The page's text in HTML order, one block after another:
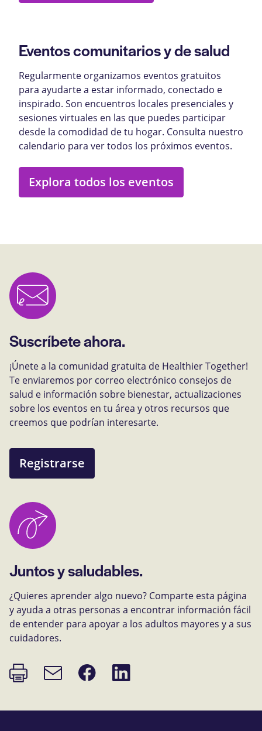
Eventos comunitarios y de salud
Regularmente organizamos eventos gratuitos
para ayudarte a estar informado, conectado e
inspirado. Son encuentros locales presenciales y
sesiones virtuales en las que puedes participar
desde la comodidad de tu hogar. Consulta nuestro
calendario para ver todos los próximos eventos.
Explora todos los eventos
Suscríbete ahora.
¡Únete a la comunidad gratuita de Healthier Together!
Te enviaremos por correo electrónico consejos de
salud e información sobre bienestar, actualizaciones
sobre los eventos en tu área y otros recursos que
creemos que podrían interesarte.
Registrarse
Juntos y saludables.
¿Quieres aprender algo nuevo? Comparte esta página
y ayuda a otras personas a encontrar información fácil
de entender para apoyar a los adultos mayores y a sus
cuidadores.
Imprimir
página
Enlace
de
Compartir
en
Compartir
en